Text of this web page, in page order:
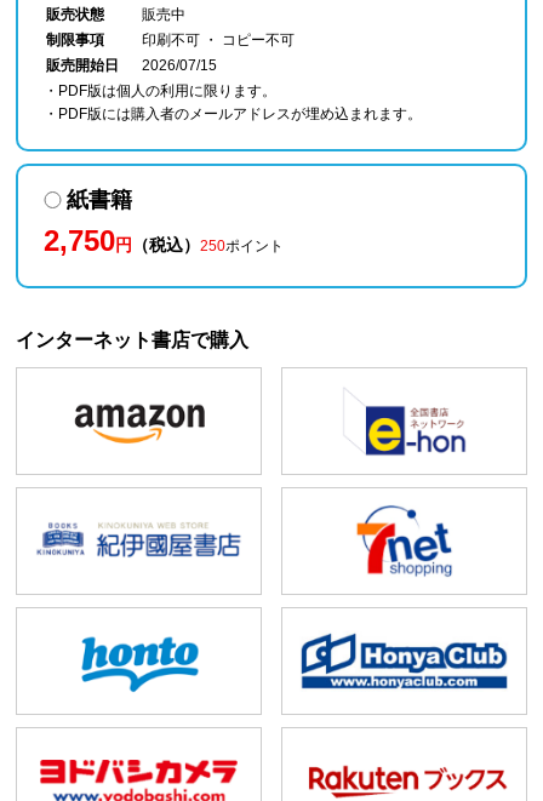
販売状態
販売中
制限事項
印刷不可 ・ コピー不可
販売開始日
2026/07/15
・PDF版は個人の利用に限ります。
・PDF版には購入者のメールアドレスが埋め込まれます。
紙書籍
2,750円 （税込）250ポイント
インターネット書店で購入